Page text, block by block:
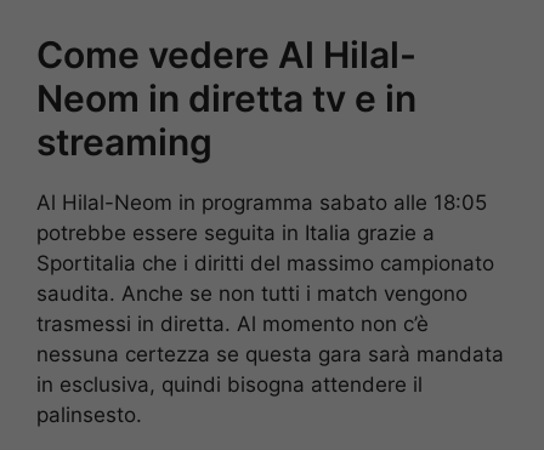
Come vedere Al Hilal-
Neom in diretta tv e in
streaming
Al Hilal-Neom in programma sabato alle 18:05
potrebbe essere seguita in Italia grazie a
Sportitalia che i diritti del massimo campionato
saudita. Anche se non tutti i match vengono
trasmessi in diretta. Al momento non c’è
nessuna certezza se questa gara sarà mandata
in esclusiva, quindi bisogna attendere il
palinsesto.